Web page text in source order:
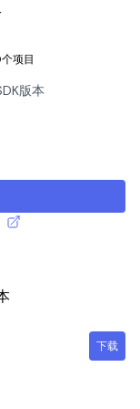
项目
版本
下载